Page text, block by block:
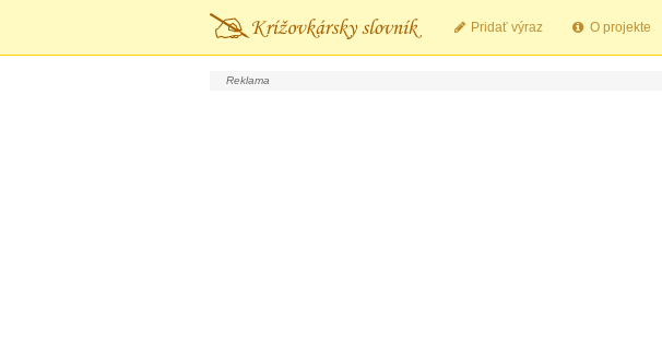
Pridať výraz O projekte